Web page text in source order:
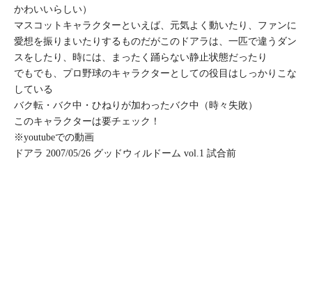
かわいいらしい）
マスコットキャラクターといえば、元気よく動いたり、ファンに
愛想を振りまいたりするものだがこのドアラは、一匹で違うダン
スをしたり、時には、まったく踊らない静止状態だったり
でもでも、プロ野球のキャラクターとしての役目はしっかりこな
している
バク転・バク中・ひねりが加わったバク中（時々失敗）
このキャラクターは要チェック！
※youtubeでの動画
ドアラ 2007/05/26 グッドウィルドーム vol.1 試合前